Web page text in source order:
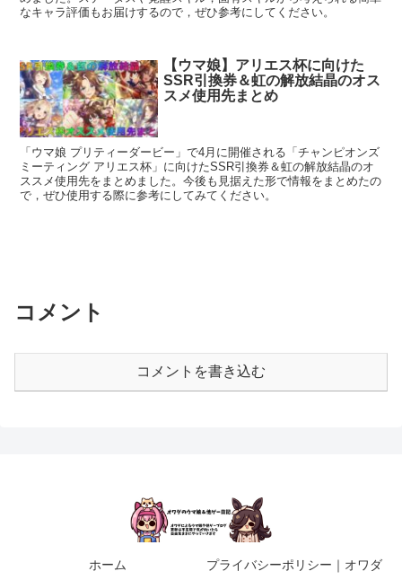
なキャラ評価もお届けするので，ぜひ参考にしてください。
【ウマ娘】アリエス杯に向けた
SSR引換券＆虹の解放結晶のオス
スメ使用先まとめ
「ウマ娘 プリティーダービー」で4月に開催される「チャンピオンズ
ミーティング アリエス杯」に向けたSSR引換券＆虹の解放結晶のオ
ススメ使用先をまとめました。今後も見据えた形で情報をまとめたの
で，ぜひ使用する際に参考にしてみてください。
コメント
コメントを書き込む
ホーム
プライバシーポリシー｜オワダ